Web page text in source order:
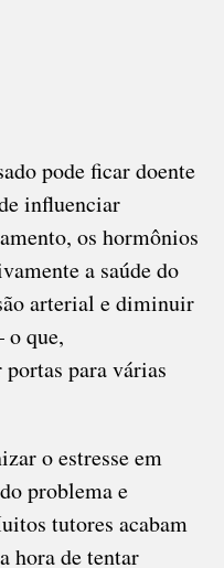
pode ficar doente
influenciar
os hormônios
a saúde do
arterial e diminuir
o que,
para várias
o estresse em
problema e
tutores acabam
hora de tentar